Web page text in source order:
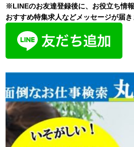
※LINEのお友達登録後に、お役立ち情
おすすめ特集求人などメッセージが届き